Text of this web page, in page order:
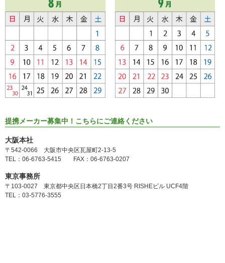
提携メーカー募集中！こちらにご連絡ください
大阪本社
〒542-0066 大阪市中央区瓦屋町2-13-5
TEL：06-6763-5415 FAX：06-6763-0207
東京事務所
〒103-0027 東京都中央区日本橋2丁目2番3号 RISHEビル UCF4階
TEL：03-5776-3555